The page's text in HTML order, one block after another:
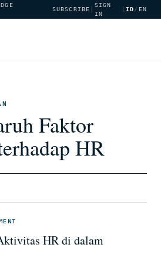
SUBSCRIBE
SIGN
IN
ID/ EN
Faktor
HR
HR di dalam